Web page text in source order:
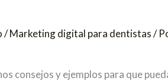
/Marketing digital para dentistas/
consejos y ejemplos para que